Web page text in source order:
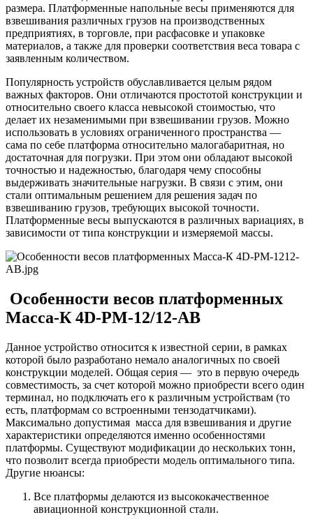
размера. Платформенные напольные весы применяются для
взвешивания различных грузов на производственных
предприятиях, в торговле, при расфасовке и упаковке
материалов, а также для проверки соответствия веса товара с
заявленным количеством.
Популярность устройств обуславливается целым рядом
важных факторов. Они отличаются простотой конструкции и
относительно своего класса невысокой стоимостью, что
делает их незаменимыми при взвешивании грузов. Можно
использовать в условиях ограниченного пространства —
сама по себе платформа относительно малогабаритная, но
достаточная для погрузки. При этом они обладают высокой
точностью и надежностью, благодаря чему способны
выдерживать значительные нагрузки. В связи с этим, они
стали оптимальным решением для решения задач по
взвешиванию грузов, требующих высокой точности.
Платформенные весы выпускаются в различных вариациях, в
зависимости от типа конструкции и измеряемой массы.
Особенности весов платформенных
Масса-К 4D-PM-12/12-AB
Данное устройство относится к известной серии, в рамках
которой было разработано немало аналогичных по своей
конструкции моделей. Общая серия — это в первую очередь
совместимость, за счет которой можно приобрести всего один
терминал, но подключать его к различным устройствам (то
есть, платформам со встроенными тензодатчиками).
Максимально допустимая масса для взвешивания и другие
характеристики определяются именно особенностями
платформы. Существуют модификации до нескольких тонн,
что позволит всегда приобрести модель оптимального типа.
Другие нюансы:
Все платформы делаются из высококачественное
авиационной конструкционной стали.